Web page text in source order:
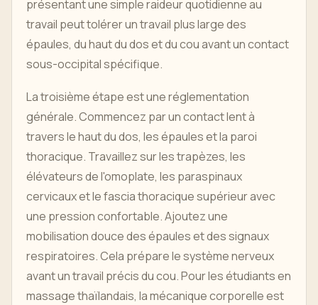
présentant une simple raideur quotidienne au
travail peut tolérer un travail plus large des
épaules, du haut du dos et du cou avant un contact
sous-occipital spécifique.
La troisième étape est une réglementation
générale. Commencez par un contact lent à
travers le haut du dos, les épaules et la paroi
thoracique. Travaillez sur les trapèzes, les
élévateurs de l'omoplate, les paraspinaux
cervicaux et le fascia thoracique supérieur avec
une pression confortable. Ajoutez une
mobilisation douce des épaules et des signaux
respiratoires. Cela prépare le système nerveux
avant un travail précis du cou. Pour les étudiants en
massage thaïlandais, la mécanique corporelle est